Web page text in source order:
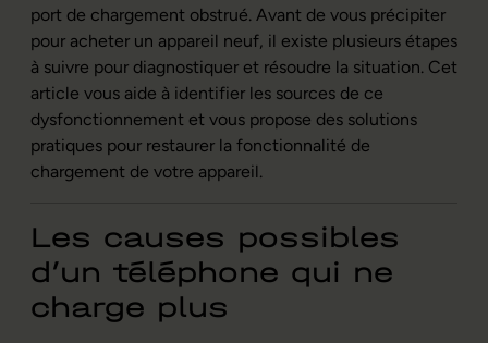
port de chargement obstrué. Avant de vous précipiter
pour acheter un appareil neuf, il existe plusieurs étapes
à suivre pour diagnostiquer et résoudre la situation. Cet
article vous aide à identifier les sources de ce
dysfonctionnement et vous propose des solutions
pratiques pour restaurer la fonctionnalité de
chargement de votre appareil.
Les causes possibles
d’un téléphone qui ne
charge plus